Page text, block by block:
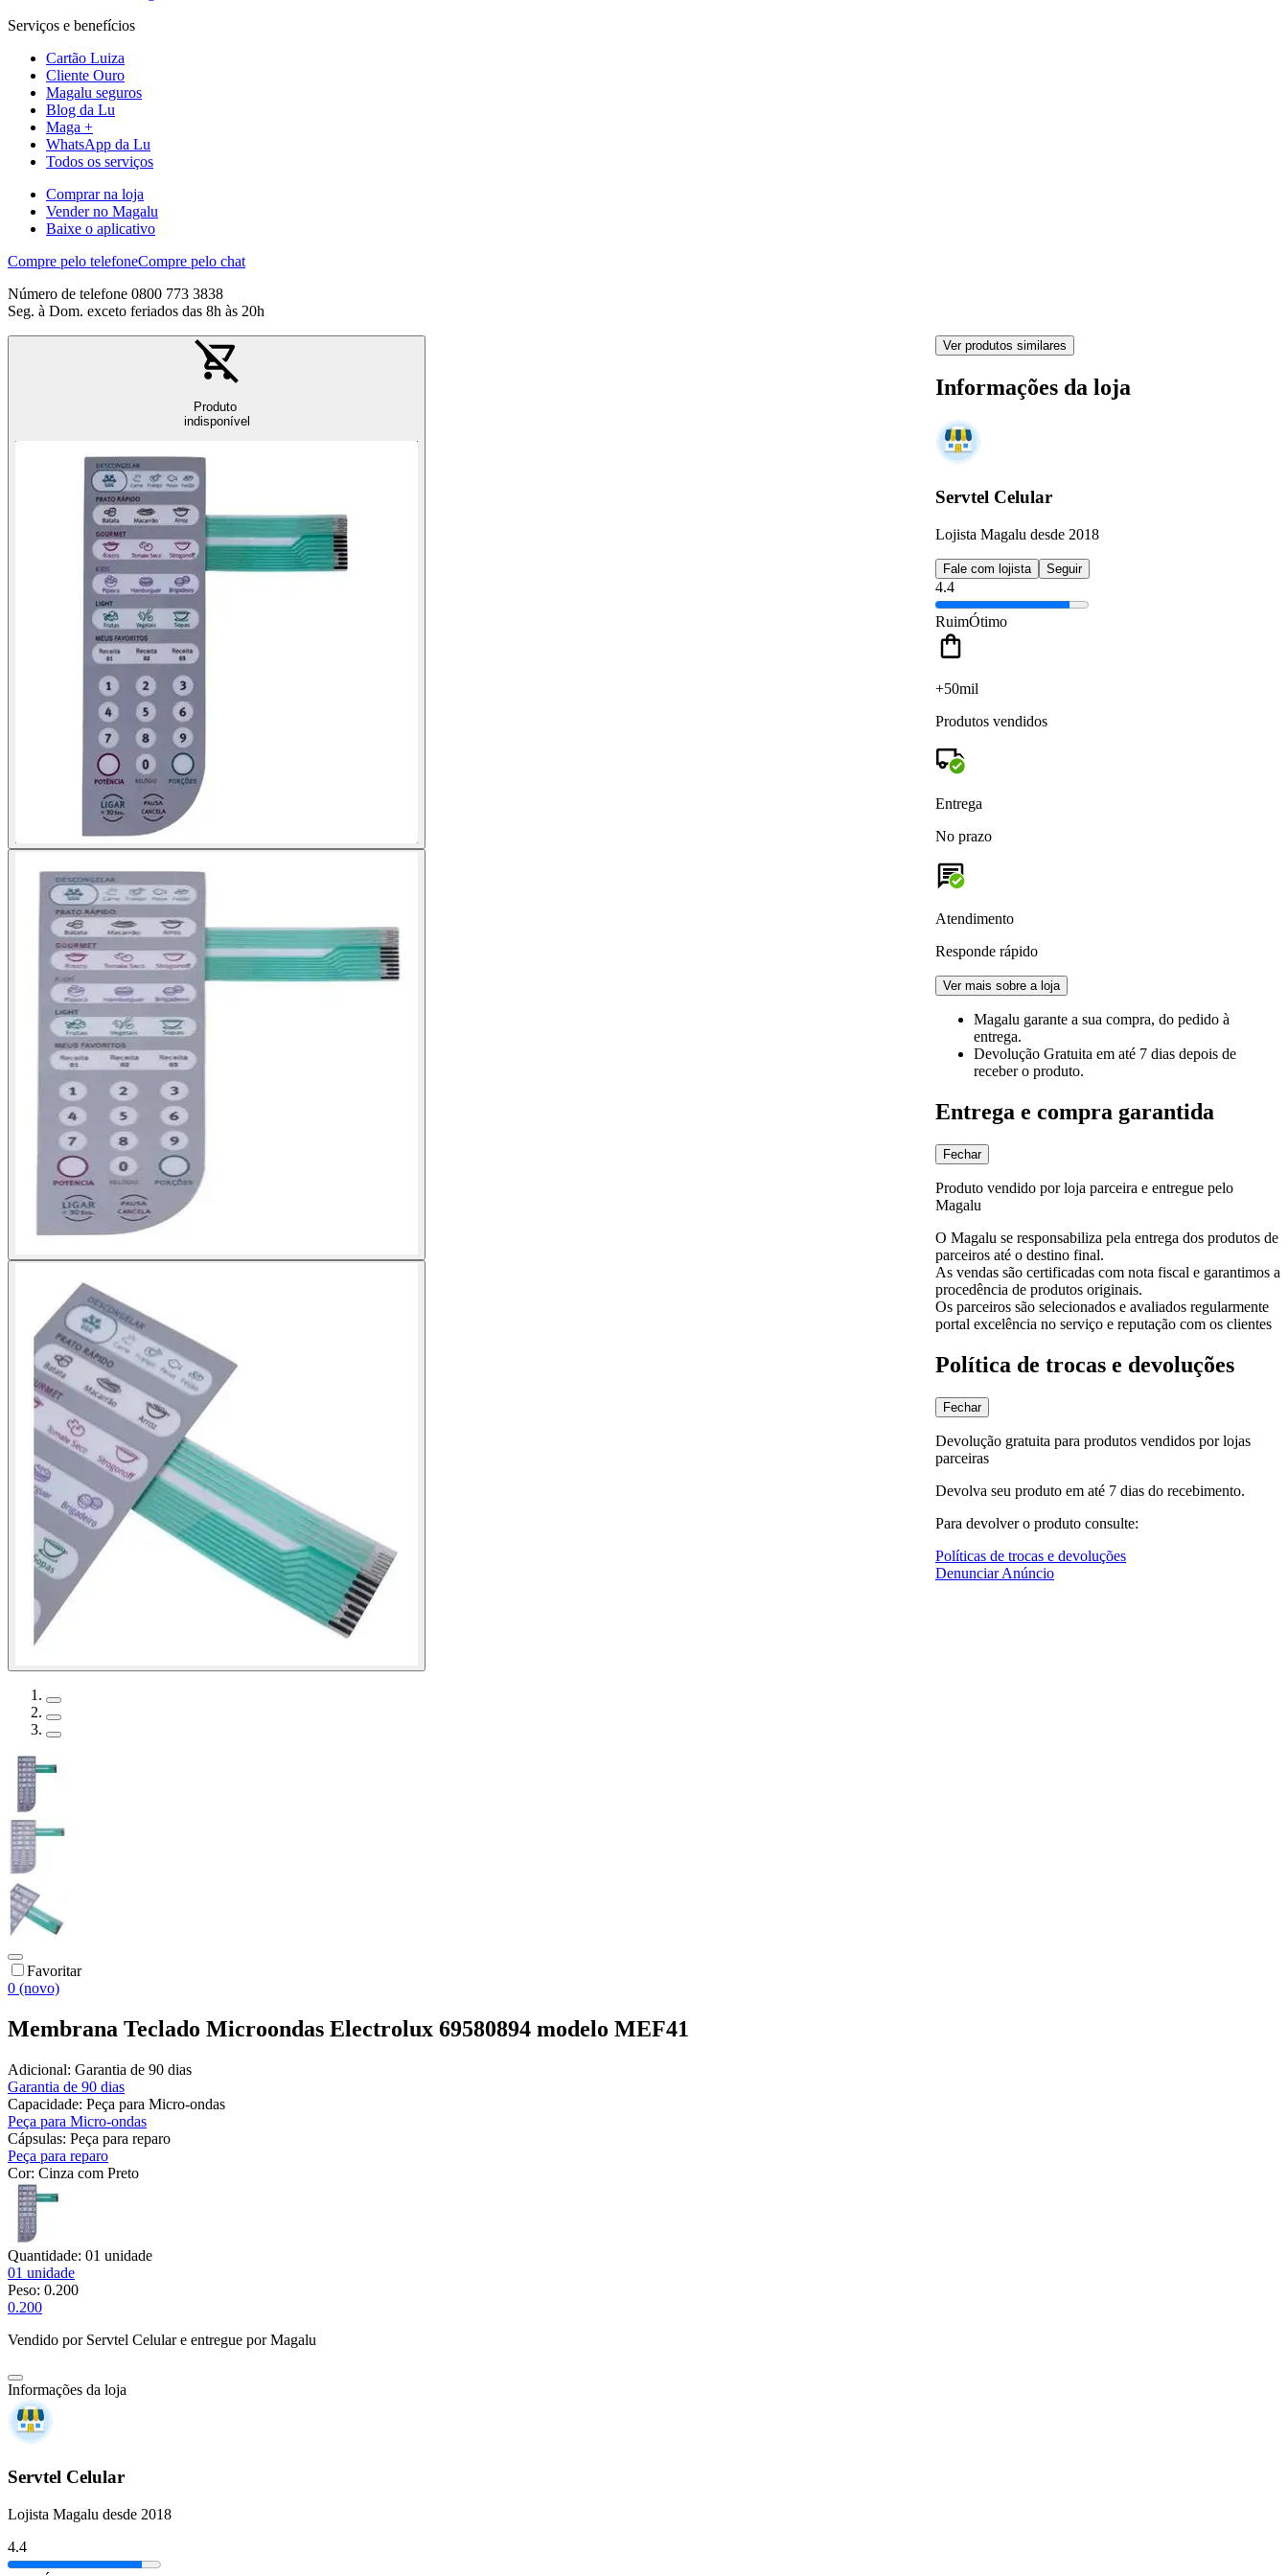
Serviços e benefícios
Cartão Luiza
Cliente Ouro
Magalu seguros
Blog da Lu
Maga +
WhatsApp da Lu
Todos os serviços
Comprar na loja
Vender no Magalu
Baixe o aplicativo
Compre pelo telefoneCompre pelo chat
Número de telefone 0800 773 3838
Seg. à Dom. exceto feriados das 8h às 20h
Produto
indisponível
Favoritar
0 (novo)
Membrana Teclado Microondas Electrolux 69580894 modelo MEF41
Adicional: Garantia de 90 dias
Garantia de 90 dias
Capacidade: Peça para Micro-ondas
Peça para Micro-ondas
Cápsulas: Peça para reparo
Peça para reparo
Cor: Cinza com Preto
Quantidade: 01 unidade
01 unidade
Peso: 0.200
0.200
Vendido por Servtel Celulare entregue por Magalu
Informações da loja
Servtel Celular
Lojista Magalu desde 2018
4.4
Ver produtos similares
Informações da loja
Servtel Celular
Lojista Magalu desde 2018
Fale com lojista Seguir
4.4
RuimÓtimo
+50mil
Produtos vendidos
Entrega
No prazo
Atendimento
Responde rápido
Ver mais sobre a loja
Magalu garante a sua compra, do pedido à
entrega.
Devolução Gratuita em até 7 dias depois de
receber o produto.
Entrega e compra garantida
Fechar
Produto vendido por loja parceira e entregue pelo
Magalu
O Magalu se responsabiliza pela entrega dos produtos de
parceiros até o destino final.
As vendas são certificadas com nota fiscal e garantimos a
procedência de produtos originais.
Os parceiros são selecionados e avaliados regularmente
portal excelência no serviço e reputação com os clientes
Política de trocas e devoluções
Fechar
Devolução gratuita para produtos vendidos por lojas
parceiras
Devolva seu produto em até 7 dias do recebimento.
Para devolver o produto consulte:
Políticas de trocas e devoluções
Denunciar Anúncio